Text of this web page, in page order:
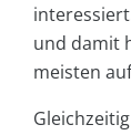
und damit
meisten
Gleichzeitig